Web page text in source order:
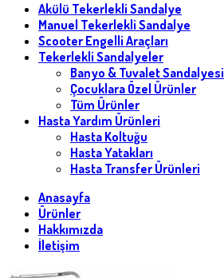
Akülü Tekerlekli Sandalye
Manuel Tekerlekli Sandalye
Scooter Engelli Araçları
Tekerlekli Sandalyeler
Banyo & Tuvalet Sandalyesi
Çocuklara Özel Ürünler
Tüm Ürünler
Hasta Yardım Ürünleri
Hasta Koltuğu
Hasta Yatakları
Hasta Transfer Ürünleri
Anasayfa
Ürünler
Hakkımızda
İletişim